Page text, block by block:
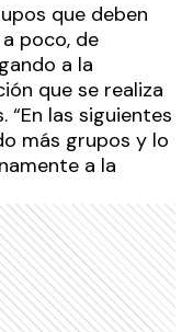
que deben
poco, de
a la
que se realiza
las siguientes
más grupos y lo
a la